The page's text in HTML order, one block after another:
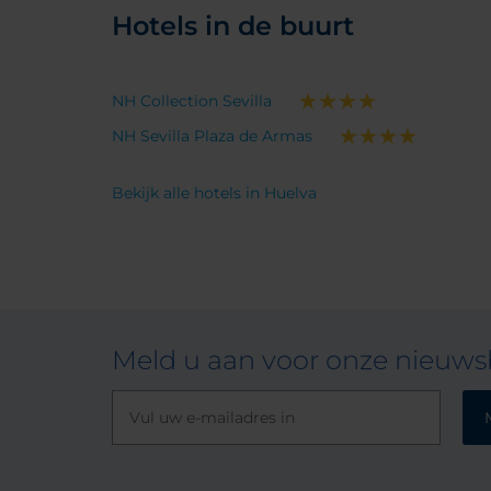
Hotels in de buurt
NH Collection Sevilla
NH Sevilla Plaza de Armas
Bekijk alle hotels in Huelva
Meld u aan voor onze